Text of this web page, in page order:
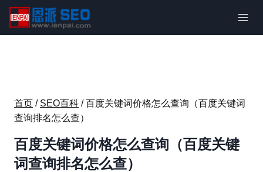
内
首页 / SEO百科 / 百度关键词价格怎么查询（百度关键词
查询排名怎么查）
百度关键词价格怎么查询（百度关键
词查询排名怎么查）